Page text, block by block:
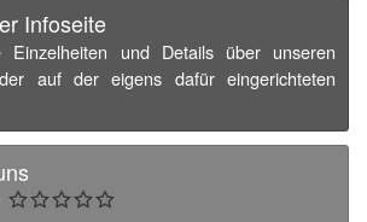
Infoseite
und Details über unseren
auf der eigens dafür eingerichteten